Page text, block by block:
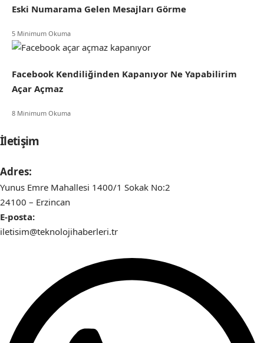
Eski Numarama Gelen Mesajları Görme
5 Minimum Okuma
Facebook Kendiliğinden Kapanıyor Ne Yapabilirim
Açar Açmaz
8 Minimum Okuma
İletişim
Adres:
Yunus Emre Mahallesi 1400/1 Sokak No:2
24100 – Erzincan
E-posta:
iletisim@teknolojihaberleri.tr